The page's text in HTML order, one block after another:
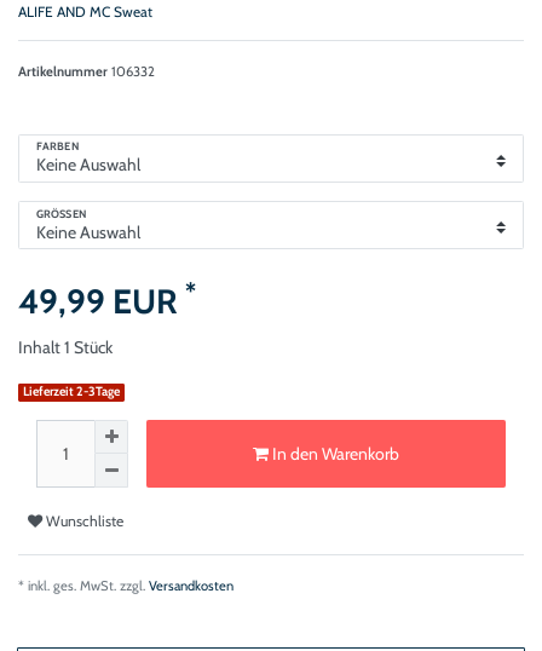
ALIFE AND MC Sweat
Artikelnummer 106332
FARBEN
GRÖSSEN
49,99 EUR *
Inhalt1 Stück
Lieferzeit 2-3Tage
In den Warenkorb
Wunschliste
* inkl. ges. MwSt. zzgl. Versandkosten